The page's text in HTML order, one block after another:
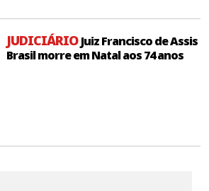
JUDICIÁRIOJuiz Francisco de Assis
Brasil morre em Natal aos 74 anos